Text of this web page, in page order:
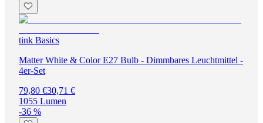
tink Basics
Matter White & Color E27 Bulb - Dimmbares Leuchtmittel -
4er-Set
79,80 €30,71 €
1055 Lumen
-36 %